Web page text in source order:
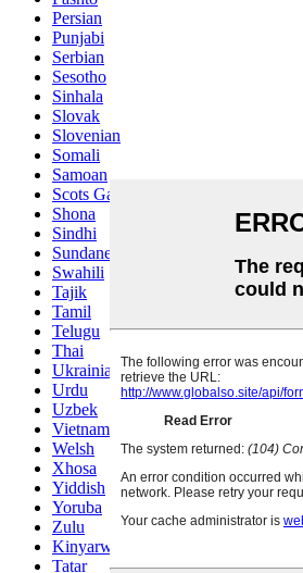
Persian
Punjabi
Serbian
Sesotho
Sinhala
Slovak
Slovenian
Somali
Samoan
Scots Gaelic
Shona
Sindhi
Sundanese
Swahili
Tajik
Tamil
Telugu
Thai
Ukrainian
Urdu
Uzbek
Vietnamese
Welsh
Xhosa
Yiddish
Yoruba
Zulu
Kinyarwanda
Tatar